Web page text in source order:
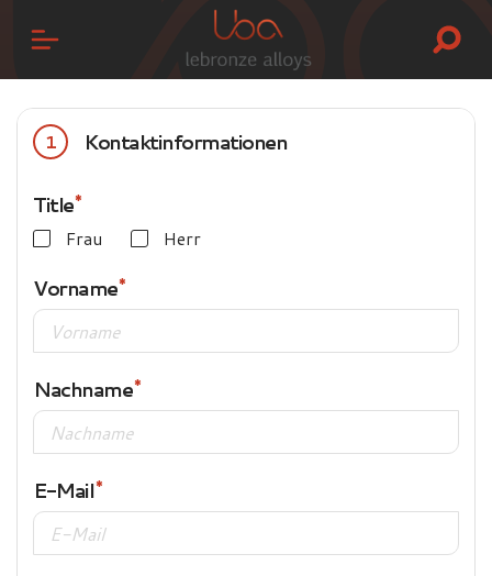
1 Kontaktinformationen
Title
Frau Herr
Vorname
Nachname
E-Mail